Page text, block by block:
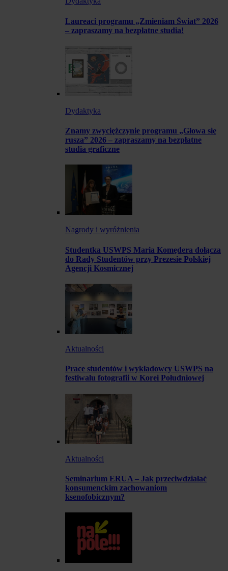
Laureaci programu „Zmieniam Świat” 2026
– zapraszamy na bezpłatne studia!
Dydaktyka
Znamy zwyciężczynie programu „Głowa się
rusza” 2026 – zapraszamy na bezpłatne
studia graficzne
Nagrody i wyróżnienia
Studentka USWPS Maria Komędera dołącza
do Rady Studentów przy Prezesie Polskiej
Agencji Kosmicznej
Aktualności
Prace studentów i wykładowcy USWPS na
festiwalu fotografii w Korei Południowej
Aktualności
Seminarium ERUA – Jak przeciwdziałać
konsumenckim zachowaniom
ksenofobicznym?